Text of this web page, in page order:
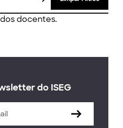
docentes.
do ISEG